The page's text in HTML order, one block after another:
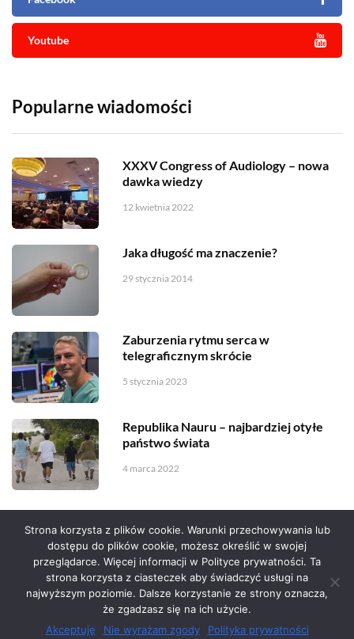
Youtube
Popularne wiadomości
XXXV Congress of Audiology – nowa
dawka wiedzy
12 kwietnia 2022
Jaka długość ma znaczenie?
29 stycznia 2014
Zaburzenia rytmu serca w
telegraficznym skrócie
5 stycznia 2023
Republika Nauru – najbardziej otyłe
państwo świata
4 marca 2022
Serwis zaprojektował Grzegorz Sztank .
Strona korzysta z plików cookie. Warunki przechowywania lub
dostępu do plików cookie, możesz określić w swojej
przeglądarce. Więcej informacji w Polityce prywatności. Ta
strona korzysta z ciasteczek aby świadczyć usługi na
najwyższym poziomie. Dalsze korzystanie ze strony oznacza,
że zgadzasz się na ich użycie.
Akceptuję
Nie wyrażam zgody Polityka prywatności